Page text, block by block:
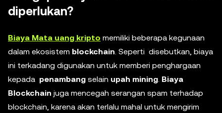
diperlukan?
Biaya Mata uang kripto memiliki beberapa kegunaan
dalam ekosistem blockchain. Seperti disebutkan, biaya
ini terkadang digunakan untuk memberi penghargaan
kepada penambang selain upah mining. Biaya
Blockchain juga mencegah serangan spam terhadap
blockchain, karena akan terlalu mahal untuk mengirim